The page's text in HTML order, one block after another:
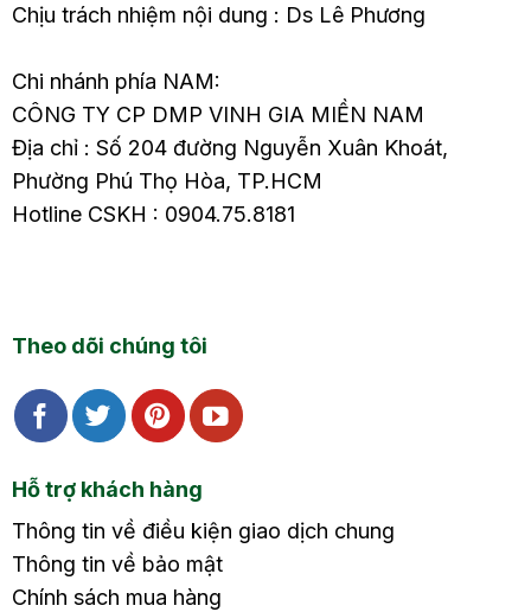
Chịu trách nhiệm nội dung : Ds Lê Phương
Chi nhánh phía NAM:
CÔNG TY CP DMP VINH GIA MIỀN NAM
Địa chỉ : Số 204 đường Nguyễn Xuân Khoát,
Phường Phú Thọ Hòa, TP.HCM
Hotline CSKH : 0904.75.8181
Theo dõi chúng tôi
Hỗ trợ khách hàng
Thông tin về điều kiện giao dịch chung
Thông tin về bảo mật
Chính sách mua hàng